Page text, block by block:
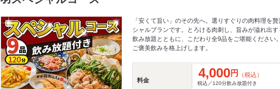
「安くて旨い」のその先へ。選りすぐりの肉料理を
シャルプランです。とろける肉刺し、旨みが溢れ出
飲み放題とともに、こだわり全9品をご堪能ください
ご褒美飲みを格上げします。
料金 4,000円 （税込）
税込／120分飲み放題付き